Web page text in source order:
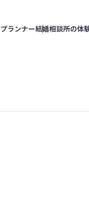
プランナー結婚相談所の体